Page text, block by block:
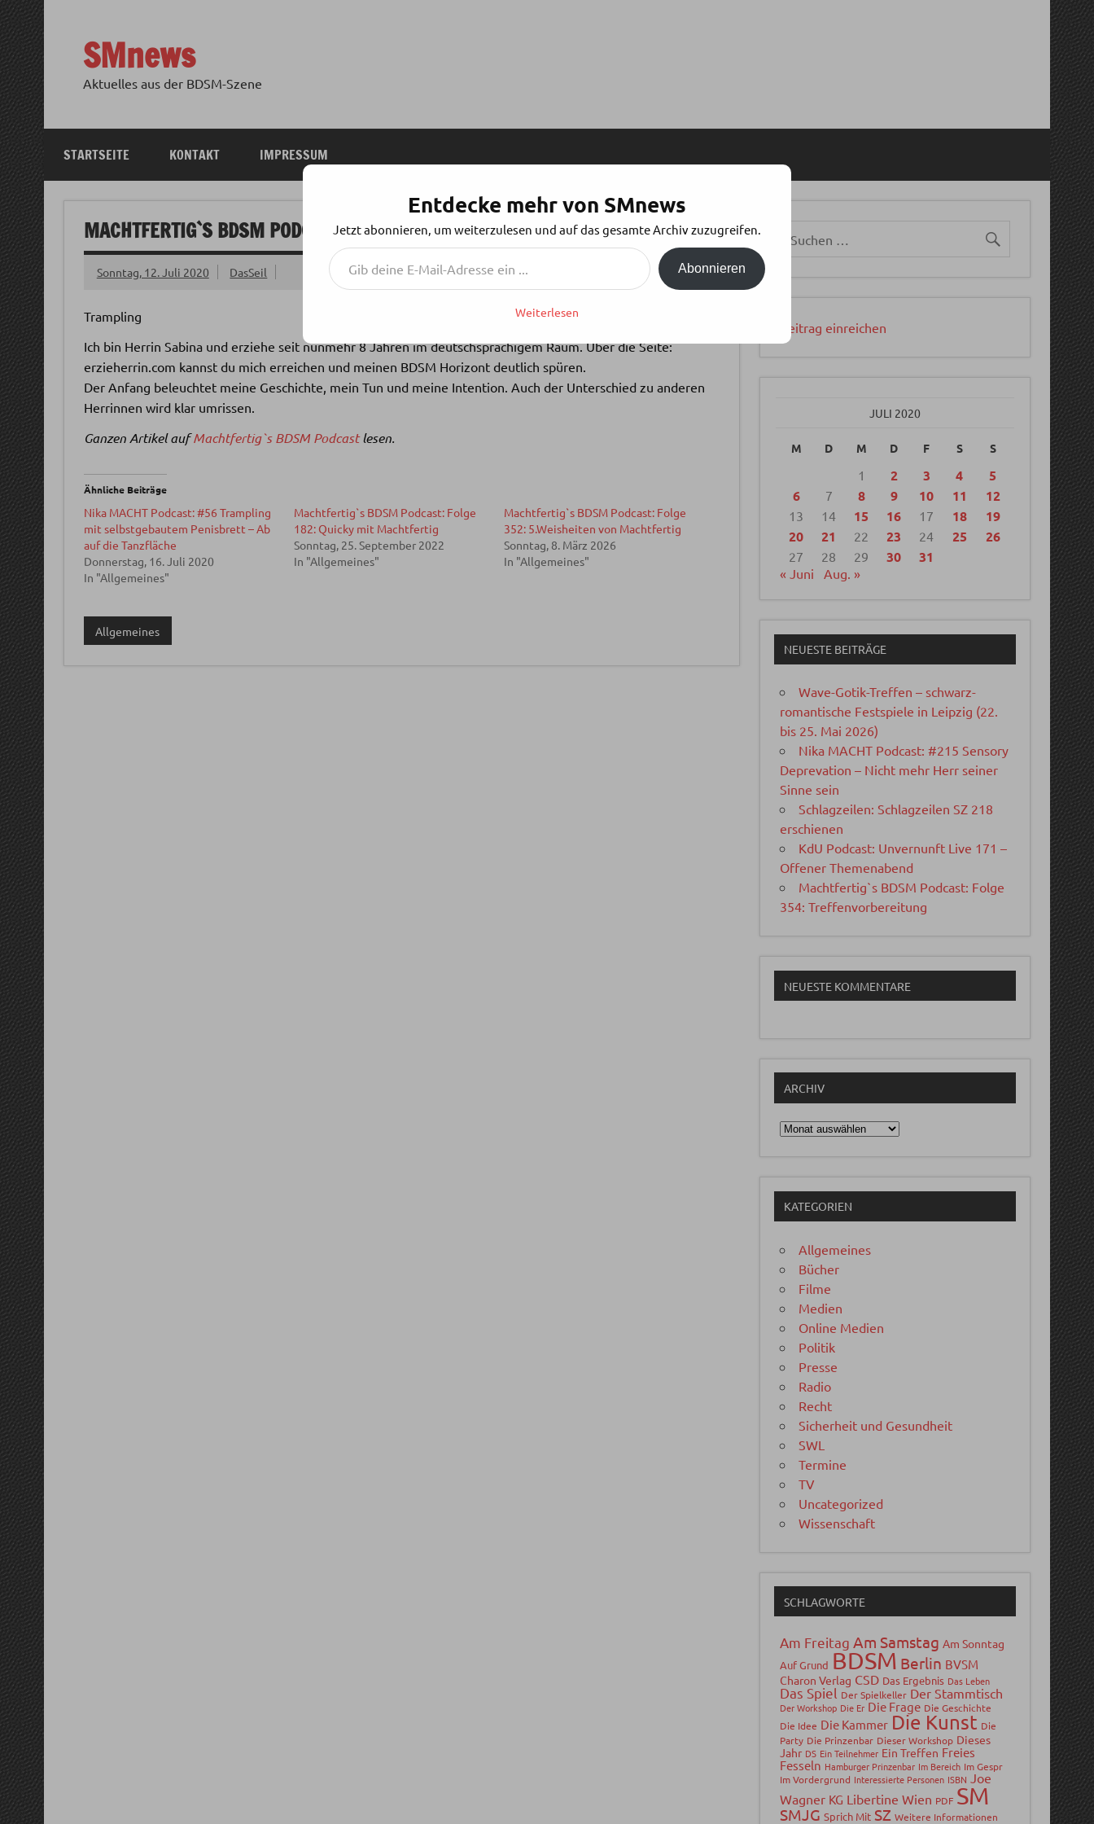
Zum
Inhalt
springen
SMnews
Aktuelles aus der BDSM-Szene
STARTSEITE KONTAKT IMPRESSUM
MACHTFERTIG`S BDSM PODCAST: FOLGE 68: TRAMPLING
Sonntag, 12. Juli 2020 DasSeil
Trampling
Ich bin Herrin Sabina und erziehe seit nunmehr 8 Jahren im deutschsprachigem Raum. Über die Seite:
erzieherrin.com kannst du mich erreichen und meinen BDSM Horizont deutlich spüren.
Der Anfang beleuchtet meine Geschichte, mein Tun und meine Intention. Auch der Unterschied zu anderen
Herrinnen wird klar umrissen.
Ganzen Artikel aufMachtfertig`s BDSM Podcastlesen.
Ähnliche Beiträge
Nika MACHT Podcast: #56 Trampling
mit selbstgebautem Penisbrett – Ab
auf die Tanzfläche
Donnerstag, 16. Juli 2020
In "Allgemeines"
Machtfertig`s BDSM Podcast: Folge
182: Quicky mit Machtfertig
Sonntag, 25. September 2022
In "Allgemeines"
Machtfertig`s BDSM Podcast: Folge
352: 5.Weisheiten von Machtfertig
Sonntag, 8. März 2026
In "Allgemeines"
Allgemeines
Beitrag einreichen
JULI 2020
M D M D F S S
1 2 3 4
5
6
7 8 9 10 11 12
13 14 15 16 17 18
19
20
21 22 23 24 25 26
27 28 29 30 31
« Juni Aug. »
NEUESTE BEITRÄGE
Wave-Gotik-Treffen – schwarz-
romantische Festspiele in Leipzig (22.
bis 25. Mai 2026)
Nika MACHT Podcast: #215 Sensory
Deprevation – Nicht mehr Herr seiner
Sinne sein
Schlagzeilen: Schlagzeilen SZ 218
erschienen
KdU Podcast: Unvernunft Live 171 –
Offener Themenabend
Machtfertig`s BDSM Podcast: Folge
354: Treffenvorbereitung
NEUESTE KOMMENTARE
ARCHIV
Archiv
KATEGORIEN
Allgemeines
Bücher
Filme
Medien
Online Medien
Politik
Presse
Radio
Recht
Sicherheit und Gesundheit
SWL
Termine
TV
Uncategorized
Wissenschaft
SCHLAGWORTE
Am Freitag Am Samstag Am Sonntag
Auf Grund BDSM Berlin BVSM
Charon Verlag CSD Das Ergebnis Das Leben
Das Spiel Der Spielkeller Der Stammtisch
Der Workshop Die Er Die Frage Die Geschichte
Die Idee Die Kammer Die Kunst Die
Party Die Prinzenbar Dieser Workshop Dieses
Jahr DS Ein Teilnehmer Ein Treffen Freies
Fesseln Hamburger Prinzenbar Im Bereich Im Gespr
Im Vordergrund Interessierte Personen ISBN
Joe
Wagner KG Libertine Wien PDF SM
SMJG Sprich Mit SZ Weitere Informationen
Entdecke mehr von SMnews
Jetzt abonnieren, um weiterzulesen und auf das gesamte Archiv zuzugreifen.
Gib deine E-Mail-Adresse ein ...
Abonnieren
Weiterlesen